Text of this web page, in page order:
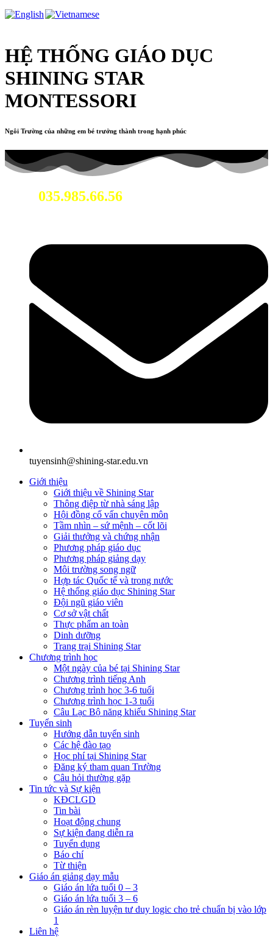
HỆ THỐNG GIÁO DỤC
SHINING STAR
MONTESSORI
Ngôi Trường của những em bé trưởng thành trong hạnh phúc
035.985.66.56
tuyensinh@shining-star.edu.vn
Giới thiệu
Giới thiệu về Shining Star
Thông điệp từ nhà sáng lập
Hội đồng cố vấn chuyên môn
Tầm nhìn – sứ mệnh – cốt lõi
Giải thưởng và chứng nhận
Phương pháp giáo dục
Phương pháp giảng dạy
Môi trường song ngữ
Hợp tác Quốc tế và trong nước
Hệ thống giáo dục Shining Star
Đội ngũ giáo viên
Cơ sở vật chất
Thực phẩm an toàn
Dinh dưỡng
Trang trại Shining Star
Chương trình học
Một ngày của bé tại Shining Star
Chương trình tiếng Anh
Chương trình học 3-6 tuổi
Chương trình học 1-3 tuổi
Câu Lạc Bộ năng khiếu Shining Star
Tuyển sinh
Hướng dẫn tuyển sinh
Các hệ đào tạo
Học phí tại Shining Star
Đăng ký tham quan Trường
Câu hỏi thường gặp
Tin tức và Sự kiện
KĐCLGD
Tin bài
Hoạt động chung
Sự kiện đang diễn ra
Tuyển dụng
Báo chí
Từ thiện
Giáo án giảng dạy mẫu
Giáo án lứa tuổi 0 – 3
Giáo án lứa tuổi 3 – 6
Giáo án rèn luyện tư duy logic cho trẻ chuẩn bị vào lớp
1
Liên hệ